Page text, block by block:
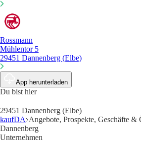
Rossmann
Mühlentor 5
29451 Dannenberg (Elbe)
App herunterladen
Du bist hier
29451 Dannenberg (Elbe)
kaufDA Angebote, Prospekte, Geschäfte &
Dannenberg
Unternehmen